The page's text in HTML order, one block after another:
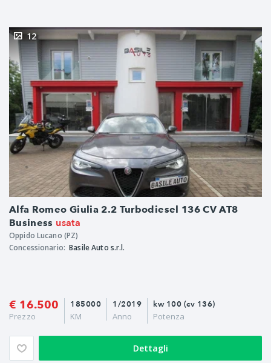
Alfa Romeo Giulia 2.2 Turbodiesel 136 CV AT8
Business usata
12
Oppido Lucano (PZ)
Concessionario: Basile Auto s.r.l.
€ 16.500
Prezzo
1/2019
Anno
185000
KM
kw 100 (cv 136)
Potenza
Dettagli